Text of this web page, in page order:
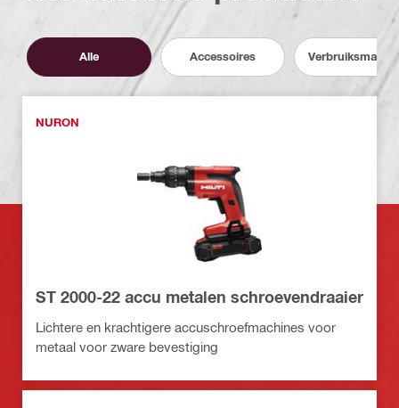
Alle Accessoires
NURON
ST 2000-22 accu metalen schroevendraaier
Lichtere en krachtigere accuschroefmachines voor
metaal voor zware bevestiging